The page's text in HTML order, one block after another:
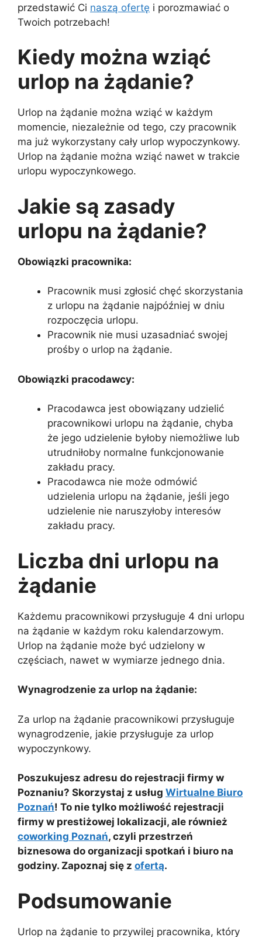
przedstawić Ci naszą ofertę i porozmawiać o
Twoich potrzebach!
Kiedy można wziąć
urlop na żądanie?
Urlop na żądanie można wziąć w każdym
momencie, niezależnie od tego, czy pracownik
ma już wykorzystany cały urlop wypoczynkowy.
Urlop na żądanie można wziąć nawet w trakcie
urlopu wypoczynkowego.
Jakie są zasady
urlopu na żądanie?
Obowiązki pracownika:
Pracownik musi zgłosić chęć skorzystania
z urlopu na żądanie najpóźniej w dniu
rozpoczęcia urlopu.
Pracownik nie musi uzasadniać swojej
prośby o urlop na żądanie.
Obowiązki pracodawcy:
Pracodawca jest obowiązany udzielić
pracownikowi urlopu na żądanie, chyba
że jego udzielenie byłoby niemożliwe lub
utrudniłoby normalne funkcjonowanie
zakładu pracy.
Pracodawca nie może odmówić
udzielenia urlopu na żądanie, jeśli jego
udzielenie nie naruszyłoby interesów
zakładu pracy.
Liczba dni urlopu na
żądanie
Każdemu pracownikowi przysługuje 4 dni urlopu
na żądanie w każdym roku kalendarzowym.
Urlop na żądanie może być udzielony w
częściach, nawet w wymiarze jednego dnia.
Wynagrodzenie za urlop na żądanie:
Za urlop na żądanie pracownikowi przysługuje
wynagrodzenie, jakie przysługuje za urlop
wypoczynkowy.
Poszukujesz adresu do rejestracji firmy w
Poznaniu? Skorzystaj z usług Wirtualne Biuro
Poznań! To nie tylko możliwość rejestracji
firmy w prestiżowej lokalizacji, ale również
coworking Poznań, czyli przestrzeń
biznesowa do organizacji spotkań i biuro na
godziny. Zapoznaj się z ofertą.
Podsumowanie
Urlop na żądanie to przywilej pracownika, który